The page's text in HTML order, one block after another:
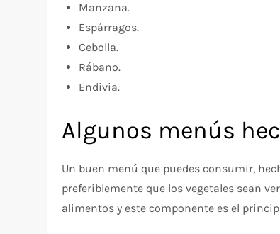
Manzana.
Espárragos.
Cebolla.
Rábano.
Endivia.
Algunos menús
Un buen menú que puedes consumir,
preferiblemente que los vegetales sean
alimentos y este componente es el